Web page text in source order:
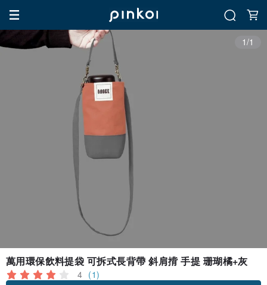
1/1
萬用環保飲料提袋 可拆式長背帶 斜肩揹 手提 珊瑚橘+灰
4 (1)